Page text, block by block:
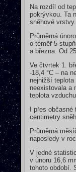
Na rozdíl od
pokrývkou. Ta
sněhové
Průměrná
o téměř 5
a března. Od
Ve čtvrtek 1.
-18,4 °C – na
nejnižší
neexistovala a
teplota
I přes
centimetry
Průměrná
naposledy v
V jedné
v únoru 16,6
tohoto období.